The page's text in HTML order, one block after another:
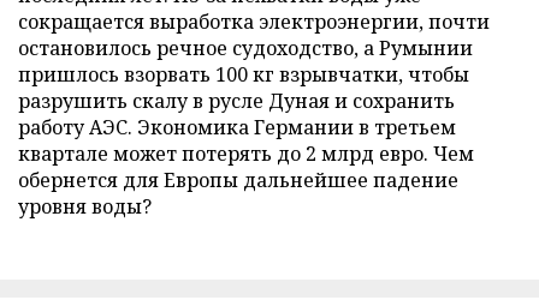
сокращается выработка электроэнергии, почти
остановилось речное судоходство, а Румынии
пришлось взорвать 100 кг взрывчатки, чтобы
разрушить скалу в русле Дуная и сохранить
работу АЭС. Экономика Германии в третьем
квартале может потерять до 2 млрд евро. Чем
обернется для Европы дальнейшее падение
уровня воды?